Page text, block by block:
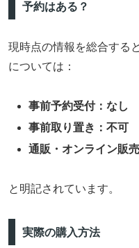
予約はある？
現時点の情報を総合する
については：
事前予約受付：なし
事前取り置き：不可
通販・オンライン販
と明記されています。
実際の購入方法